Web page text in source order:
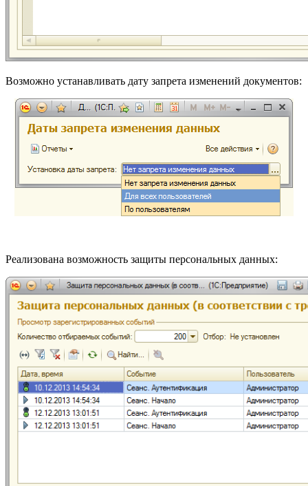
Возможно устанавливать дату запрета изменений документов:
Реализована возможность защиты персональных данных: